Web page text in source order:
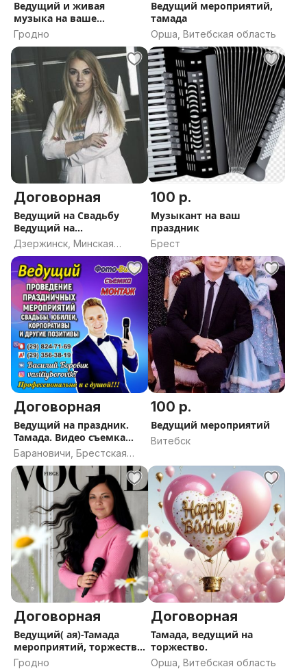
Ведущий и живая
музыка на ваше
торжество НЕДОРОГО
Гродно
Ведущий мероприятий,
тамада
Орша, Витебская область
Договорная
Ведущий на Свадьбу
Ведущий на
праздникВедущий на
День Рождения Ведущий
на Юбилей Тамада
Дзержинск, Минская
область
100 р.
Музыкант на ваш
праздник
Брест
Договорная
Ведущий на праздник.
Тамада. Видео съемка
Монтаж
Барановичи, Брестская
область
100 р.
Ведущий мероприятий
Витебск
Договорная
Ведущий( ая)-Тамада
мероприятий, торжеств
РБ
Гродно
Договорная
Тамада, ведущий на
торжество.
Орша, Витебская область